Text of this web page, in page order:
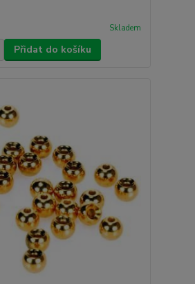
Skladem
Přidat do košíku